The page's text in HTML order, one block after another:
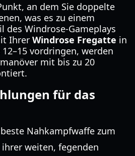
an dem Sie doppelte
was es zu einem
des Windrose-Gameplays
Ihrer Windrose Fregatte in
vordringen, werden
mit bis zu 20
für das
Nahkampfwaffe zum
weiten, fegenden